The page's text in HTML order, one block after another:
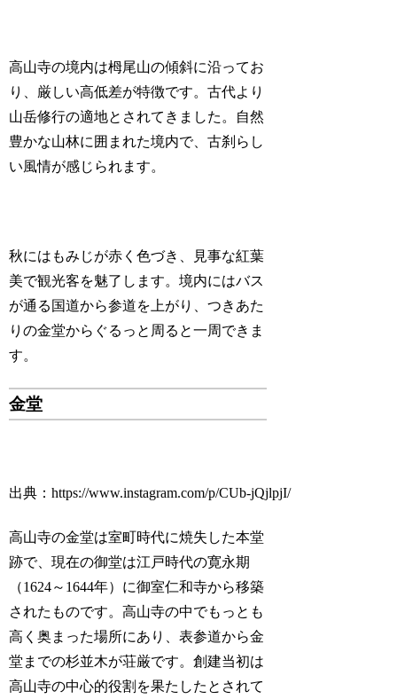
高山寺の境内は栂尾山の傾斜に沿ってお
り、厳しい高低差が特徴です。古代より
山岳修行の適地とされてきました。自然
豊かな山林に囲まれた境内で、古刹らし
い風情が感じられます。
秋にはもみじが赤く色づき、見事な紅葉
美で観光客を魅了します。境内にはバス
が通る国道から参道を上がり、つきあた
りの金堂からぐるっと周ると一周できま
す。
金堂
出典：https://www.instagram.com/p/CUb-jQjlpjI/
高山寺の金堂は室町時代に焼失した本堂
跡で、現在の御堂は江戸時代の寛永期
（1624～1644年）に御室仁和寺から移築
されたものです。高山寺の中でもっとも
高く奥まった場所にあり、表参道から金
堂までの杉並木が荘厳です。創建当初は
高山寺の中心的役割を果たしたとされて